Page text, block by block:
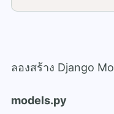
ลองสร้าง Django
models.py